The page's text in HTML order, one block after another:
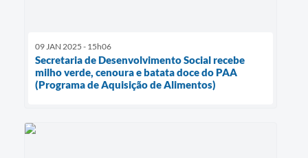
09 JAN 2025 - 15h06
Secretaria de Desenvolvimento Social recebe
milho verde, cenoura e batata doce do PAA
(Programa de Aquisição de Alimentos)